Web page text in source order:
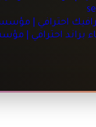
احترافي | مؤسسة
براند احترافي |